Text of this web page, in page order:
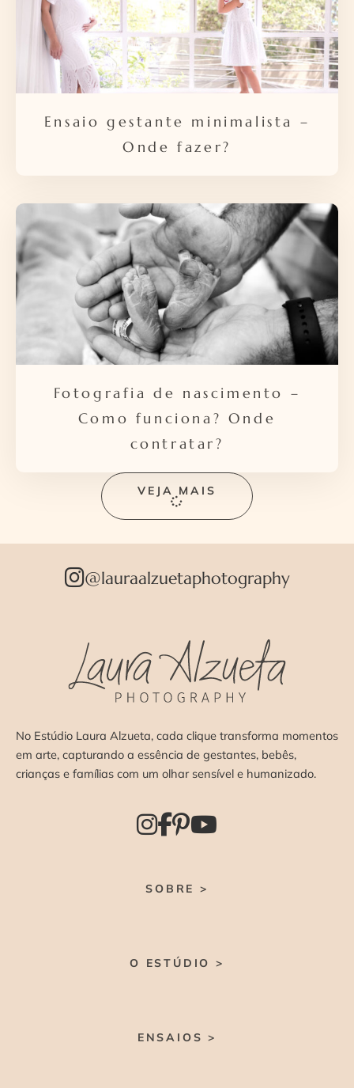
Ensaio gestante minimalista –
Onde fazer?
Fotografia de nascimento –
Como funciona? Onde
contratar?
VEJA MAIS
@lauraalzuetaphotography
No Estúdio Laura Alzueta, cada clique transforma momentos
em arte, capturando a essência de gestantes, bebês,
crianças e famílias com um olhar sensível e humanizado.
SOBRE >
O ESTÚDIO >
ENSAIOS >